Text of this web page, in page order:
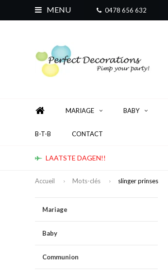
MENU 0478 656 632
MARIAGE BABY
B-T-B CONTACT
LAATSTE DAGEN!!
Accueil Mots-clés slinger prinses
Mariage
Baby
Communion